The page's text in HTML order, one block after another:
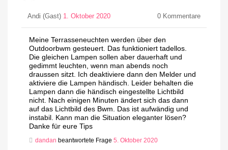
Andi (Gast) 1. Oktober 2020 0 Kommentare
Meine Terrasseneuchten werden über den
Outdoorbwm gesteuert. Das funktioniert tadellos.
Die gleichen Lampen sollen aber dauerhaft und
gedimmt leuchten, wenn man abends noch
draussen sitzt. Ich deaktiviere dann den Melder und
aktiviere die Lampen händisch. Leider behalten die
Lampen dann die händisch eingestellte Lichtbild
nicht. Nach einigen Minuten ändert sich das dann
auf das Lichtbild des Bwm. Das ist aufwändig und
instabil. Kann man die Situation eleganter lösen?
Danke für eure Tips
dandan beantwortete Frage 5. Oktober 2020